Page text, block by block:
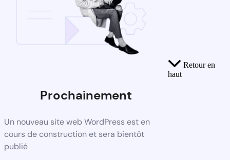
Prochainement
Un nouveau site web WordPress est en
cours de construction et sera bientôt
publié
Retour en
haut